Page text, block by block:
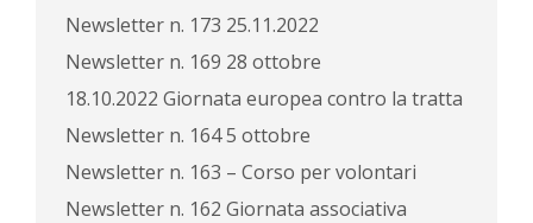
Newsletter n. 173 25.11.2022
Newsletter n. 169 28 ottobre
18.10.2022 Giornata europea contro la tratta
Newsletter n. 164 5 ottobre
Newsletter n. 163 – Corso per volontari
Newsletter n. 162 Giornata associativa